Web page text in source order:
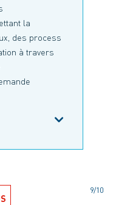
la
des process
à travers
9/10